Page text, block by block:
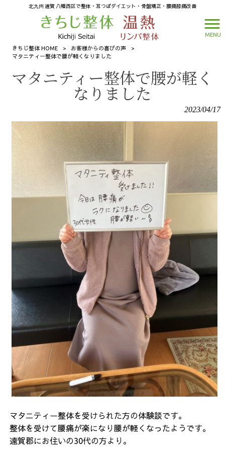
北九州 遠賀 八幡西区で整体・耳つぼダイエット・骨盤矯正・腰痛膝痛改善
MENU
きちじ整体 HOME > お客様からの喜びの声
>
マタニティー整体で腰が軽くなりました
マタニティー整体で腰が軽く
なりました
2023/04/17
マタニティー整体を受けられた方の体験談です。
整体を受けて腰痛が楽になり腰が軽くなったようです。
遠賀郡にお住いの30代の方より。